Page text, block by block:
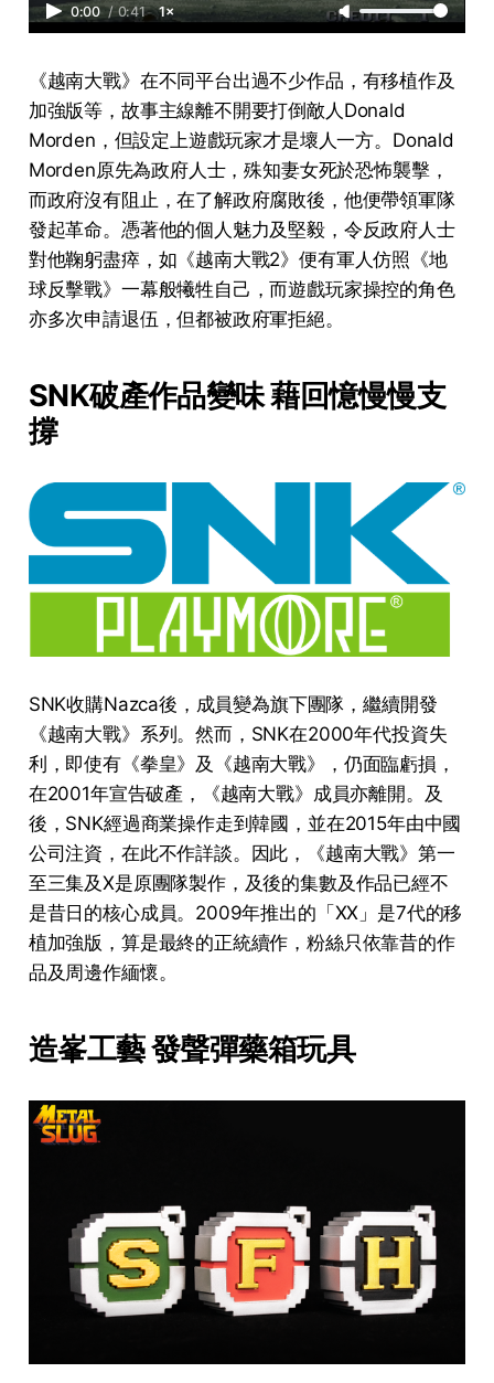
0:00 / 0:41 1×
《越南大戰》在不同平台出過不少作品，有移植作及
加強版等，故事主線離不開要打倒敵人Donald
Morden，但設定上遊戲玩家才是壞人一方。Donald
Morden原先為政府人士，殊知妻女死於恐怖襲擊，
而政府沒有阻止，在了解政府腐敗後，他便帶領軍隊
發起革命。憑著他的個人魅力及堅毅，令反政府人士
對他鞠躬盡瘁，如《越南大戰2》便有軍人仿照《地
球反擊戰》一幕般犧牲自己，而遊戲玩家操控的角色
亦多次申請退伍，但都被政府軍拒絕。
SNK破產作品變味 藉回憶慢慢支
撐
SNK收購Nazca後，成員變為旗下團隊，繼續開發
《越南大戰》系列。然而，SNK在2000年代投資失
利，即使有《拳皇》及《越南大戰》，仍面臨虧損，
在2001年宣告破產，《越南大戰》成員亦離開。及
後，SNK經過商業操作走到韓國，並在2015年由中國
公司注資，在此不作詳談。因此，《越南大戰》第一
至三集及X是原團隊製作，及後的集數及作品已經不
是昔日的核心成員。2009年推出的「XX」是7代的移
植加強版，算是最終的正統續作，粉絲只依靠昔的作
品及周邊作緬懷。
造峯工藝 發聲彈藥箱玩具